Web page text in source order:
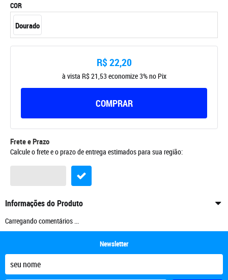
COR
Dourado
R$ 22,20
à vista R$ 21,53 economize3%no Pix
COMPRAR
Frete e Prazo
Calcule o frete e o prazo de entrega estimados para sua região:
Informações do Produto
Carregando comentários ...
Newsletter